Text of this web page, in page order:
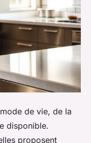
de vie, de la
disponible.
proposent